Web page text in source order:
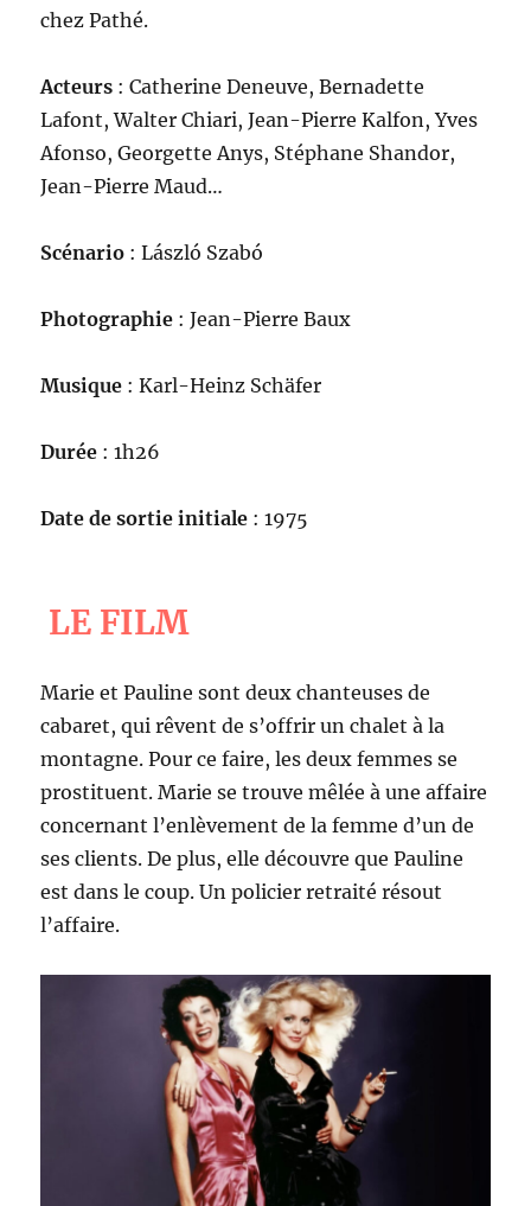
chez Pathé.
Acteurs : Catherine Deneuve, Bernadette
Lafont, Walter Chiari, Jean-Pierre Kalfon, Yves
Afonso, Georgette Anys, Stéphane Shandor,
Jean-Pierre Maud…
Scénario : László Szabó
Photographie : Jean-Pierre Baux
Musique : Karl-Heinz Schäfer
Durée : 1h26
Date de sortie initiale : 1975
LE FILM
Marie et Pauline sont deux chanteuses de
cabaret, qui rêvent de s’offrir un chalet à la
montagne. Pour ce faire, les deux femmes se
prostituent. Marie se trouve mêlée à une affaire
concernant l’enlèvement de la femme d’un de
ses clients. De plus, elle découvre que Pauline
est dans le coup. Un policier retraité résout
l’affaire.